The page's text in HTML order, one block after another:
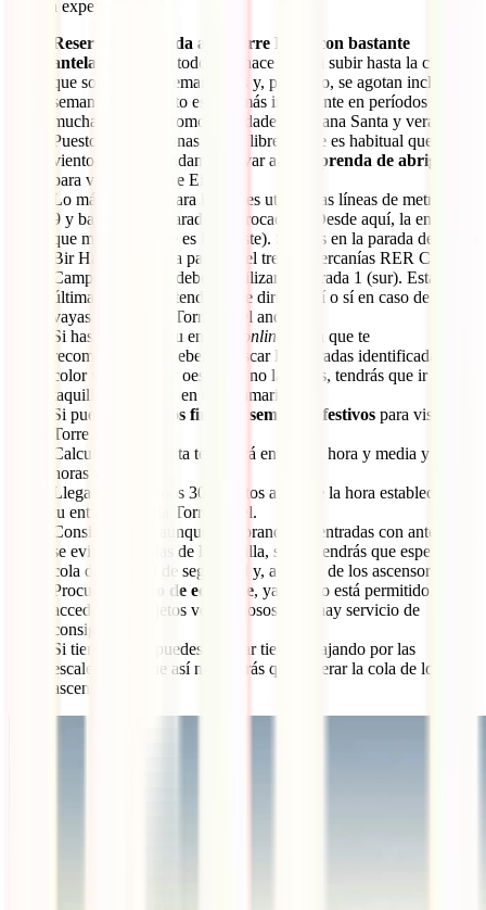
nuestra experiencia:
Reserva tu entrada a la Torre Eiffel con bastante
antelación
, sobre todo si te hace ilusión subir hasta la cima,
que son las más demandadas y, por tanto, se agotan incluso
semanas antes. Esto es aún más importante en períodos de
mucha demanda como Navidades, Semana Santa y verano.
Puesto que hay zonas al aire libre donde es habitual que corra
viento, te recomendamos llevar alguna
prenda de abrigo
para visitar la Torre Eiffel.
Lo más cómodo para
es utilizar las líneas de metro 6 y
9 y bajarte en la parada de Trocadero. Desde aquí, la entrada
que mejor te viene es la 2 (este). Si estás en la parada de metro
Bir Hakeim o de la parada del tren de cercanías RER C
Campo de Marte, deberás utilizar la entrada 1 (sur). Esta
última es a la que tendrás que dirigirte sí o sí en caso de que
vayas a subir a la Torre Eiffel andando.
Si has comprado tu entrada
online
(cosa que te
recomendamos), deberás buscar las entradas identificadas en
color verde (este y oeste). Si no la tienes, tendrás que ir a las
taquillas marcadas en color amarillo.
Si puedes,
evita los fines de semana y festivos para visitar la
Torre Eiffel.
Calcula que la visita te llevará entre una hora y media y dos
horas y media.
Llega más o menos 30 minutos antes de la hora establecida en
tu entrada para la Torre Eiffel.
Considera que, aunque comprando las entradas con antelación
se evitan las colas de la taquilla, sí que tendrás que esperar la
cola del control de seguridad y, a veces, de los ascensores.
Procura ir
ligero de equipaje, ya que no está permitido
acceder con objetos voluminosos y no hay servicio de
consigna.
Si tienes prisa, puedes ahorrar tiempo bajando por las
escaleras, ya que así no tendrás que esperar la cola de los
ascensores.